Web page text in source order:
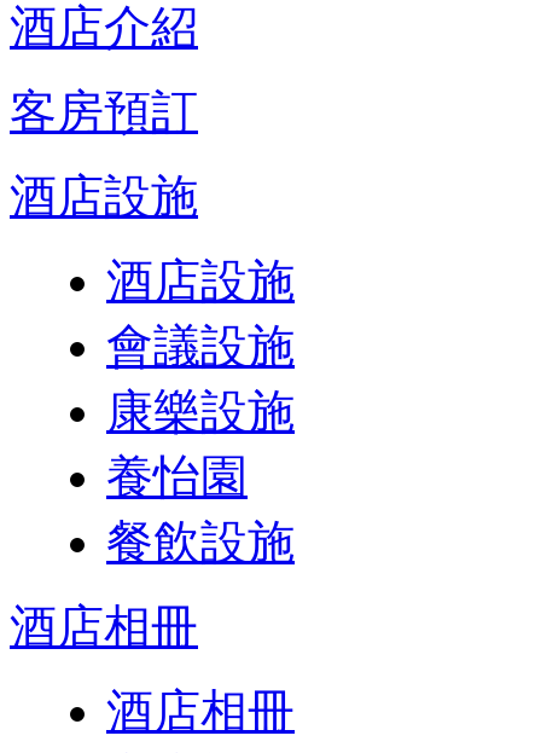
酒店介紹
客房預訂
酒店設施
酒店設施
會議設施
康樂設施
養怡園
餐飲設施
酒店相冊
酒店相冊